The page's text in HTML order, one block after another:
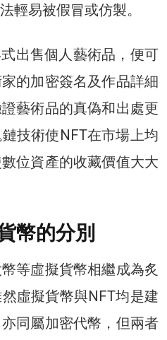
輕易被假冒或仿製。
出售個人藝術品，便可
的加密簽名及作品詳細
藝術品的真偽和出處更
技術使NFT在市場上均
位資產的收藏價值大大
幣的分別
等虛擬貨幣相繼成為炙
虛擬貨幣與NFT均是建
同屬加密代幣，但兩者